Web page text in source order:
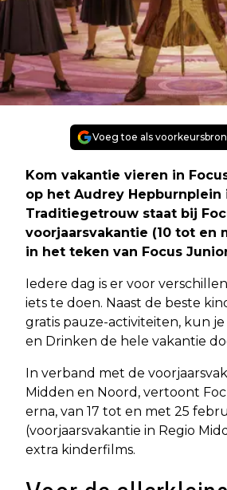
Voeg toe als
Kom vakantie vieren in
op het Audrey Hepburnplein
Traditiegetrouw staat bij
voorjaarsvakantie (10 tot en
in het teken van Focus
Iedere dag is er voor
iets te doen. Naast de beste
gratis pauze-activiteiten, kun je
en Drinken de hele vakantie
In verband met de
Midden en Noord, vertoont
erna, van 17 tot en met 25
(voorjaarsvakantie in Regio
extra kinderfilms.